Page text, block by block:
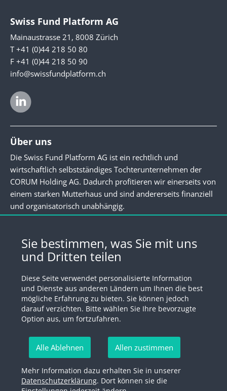
Swiss Fund Platform AG
Mainaustrasse 21, 8008 Zürich
T +41 (0)44 218 50 80
F +41 (0)44 218 50 90
info@swissfundplatform.ch
Über uns
Die Swiss Fund Platform AG ist ein rechtlich und
wirtschaftlich selbstständiges Tochterunternehmen der
CORUM Holding AG. Dadurch profitieren wir einerseits von
einem starken Mutterhaus und sind andererseits finanziell
und organisatorisch unabhängig.
Newsletter
Registrieren Sie sich für unseren Newsletter
Anmelden
© 2026 by Swiss Fund Platform
Newsletter abmelden
Impressum Rechtliche Hinweise Datenschutzerklärung
Sie bestimmen, was Sie mit uns
und Dritten teilen
Diese Seite verwendet personalisierte Information
und Dienste aus anderen Ländern um Ihnen die best
mögliche Erfahrung zu bieten. Sie können jedoch
darauf verzichten. Bitte wählen Sie Ihre bevorzugte
Option aus, um fortzufahren.
Alle Ablehnen Allen zustimmen
Mehr Information dazu erhalten Sie in unserer
Datenschutzerklärung. Dort können sie die